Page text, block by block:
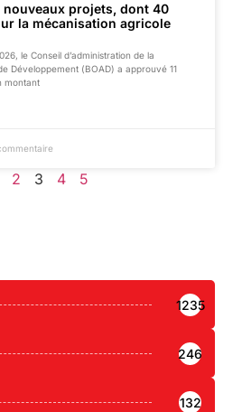
nouveaux projets, dont 40
la mécanisation agricole
le Conseil d’administration de la
Développement (BOAD) a approuvé 11
montant
2 3 4 5
1235
246
132